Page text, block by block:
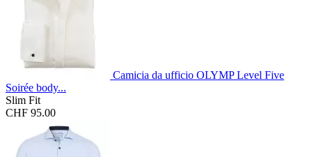
Camicia da ufficio OLYMP Level Five
Soirée body...
Slim Fit
CHF 95.00